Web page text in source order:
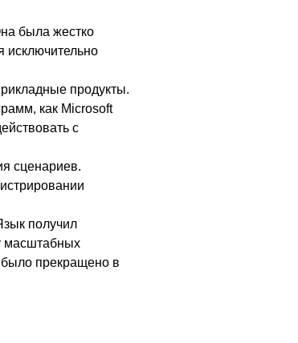
была жестко
исключительно
продукты.
как Microsoft
с
сценариев.
получил
масштабных
было прекращено в